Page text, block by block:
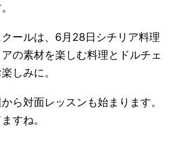
ールは、6月28日シチリア料理
の素材を楽しむ料理とドルチェ
しみに。
ら対面レッスンも始まります。
すね。